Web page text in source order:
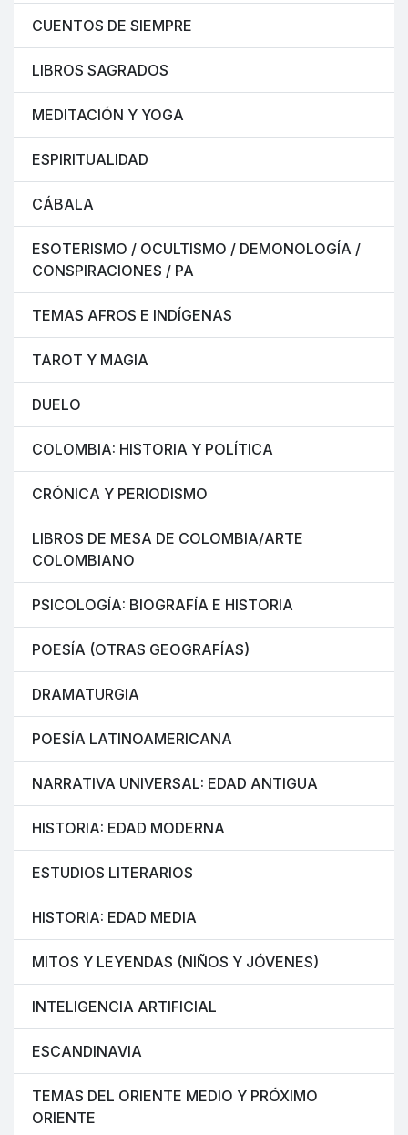
CUENTOS DE SIEMPRE
LIBROS SAGRADOS
MEDITACIÓN Y YOGA
ESPIRITUALIDAD
CÁBALA
ESOTERISMO / OCULTISMO / DEMONOLOGÍA /
CONSPIRACIONES / PA
TEMAS AFROS E INDÍGENAS
TAROT Y MAGIA
DUELO
COLOMBIA: HISTORIA Y POLÍTICA
CRÓNICA Y PERIODISMO
LIBROS DE MESA DE COLOMBIA/ARTE
COLOMBIANO
PSICOLOGÍA: BIOGRAFÍA E HISTORIA
POESÍA (OTRAS GEOGRAFÍAS)
DRAMATURGIA
POESÍA LATINOAMERICANA
NARRATIVA UNIVERSAL: EDAD ANTIGUA
HISTORIA: EDAD MODERNA
ESTUDIOS LITERARIOS
HISTORIA: EDAD MEDIA
MITOS Y LEYENDAS (NIÑOS Y JÓVENES)
INTELIGENCIA ARTIFICIAL
ESCANDINAVIA
TEMAS DEL ORIENTE MEDIO Y PRÓXIMO
ORIENTE